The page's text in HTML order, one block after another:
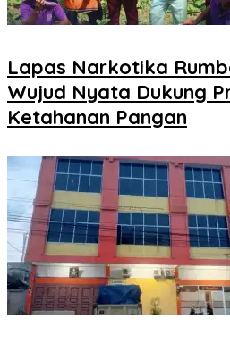
Lapas Narkotika
Wujud Nyata Dukung
Ketahanan Pangan